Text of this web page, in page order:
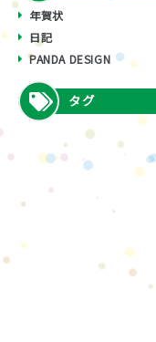
年賀状
日記
PANDA DESIGN
タグ